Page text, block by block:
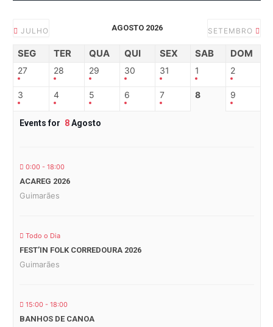
JULHO AGOSTO 2026 SETEMBRO
SEG TER QUA QUI SEX SAB DOM
27 28 29 30 31 1 2
3 4 5 6 7 8 9
Events for 8Agosto
0:00 - 18:00
ACAREG 2026
Guimarães
Todo o Dia
FEST’IN FOLK CORREDOURA 2026
Guimarães
15:00 - 18:00
BANHOS DE CANOA